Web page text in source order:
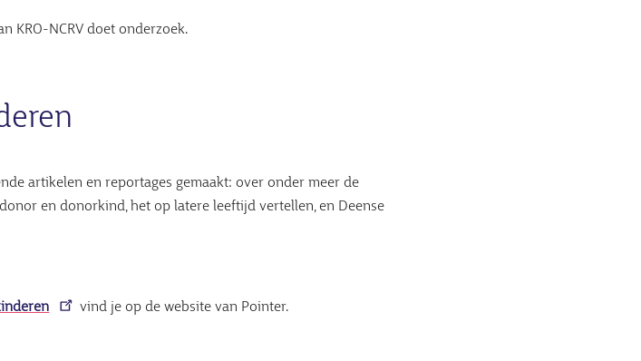
KRO-NCRV doet onderzoek.
artikelen en reportages gemaakt: over onder meer de
en donorkind, het op latere leeftijd vertellen, en Deense
vind je op de website van Pointer.